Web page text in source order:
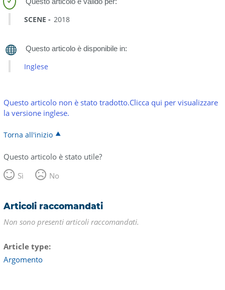
intestazioni
SCENE 2018
Inglese
Questo articolo non è stato tradotto.Clicca qui per visualizzare
la versione inglese.
Torna all'inizio
Questo articolo è stato utile?
Sì
No
Articoli raccomandati
Non sono presenti articoli raccomandati.
Article type
Argomento